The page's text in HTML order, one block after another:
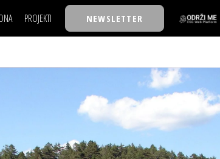
PROJEKTI
30 ISPOD 30
BACK TO OFFICE/SCHOOL
BIZBENDOVI
NEWSLETTER
NAJKOLEGA
30 ISPOD 30
BIZBENDOVI
BMW BIZNIS LIGA